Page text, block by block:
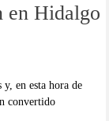
en Hidalgo
en esta hora de
convertido